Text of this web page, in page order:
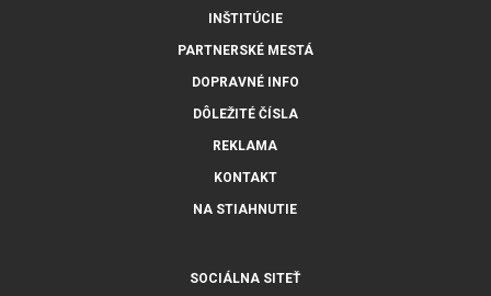
INŠTITÚCIE
PARTNERSKÉ MESTÁ
DOPRAVNÉ INFO
DÔLEŽITÉ ČÍSLA
REKLAMA
KONTAKT
NA STIAHNUTIE
SOCIÁLNA SITEŤ